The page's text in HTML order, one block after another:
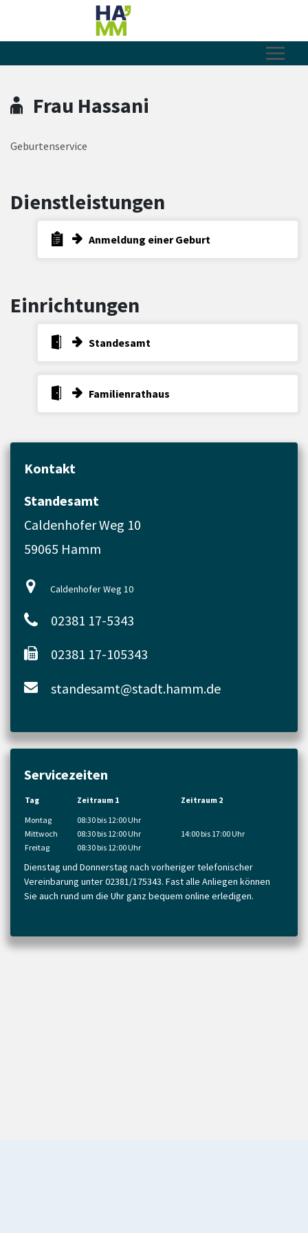
Zum Header
Zum Hauptinhalt
Zum Footer
Zum Hauptinhalt springen
Frau Hassani
Geburtenservice
Dienstleistungen
Anmeldung einer Geburt
Einrichtungen
Standesamt
Familienrathaus
Kontakt
Standesamt
Caldenhofer Weg 10
59065 Hamm
Caldenhofer Weg 10
02381 17-5343
02381 17-105343
standesamt@stadt.hamm.de
Servicezeiten
Tag Zeitraum 1
Zeitraum 2
Montag
08:30 bis 12:00 Uhr
Mittwoch
08:30 bis 12:00 Uhr
14:00 bis 17:00 Uhr
Freitag
08:30 bis 12:00 Uhr
Dienstag und Donnerstag nach vorheriger telefonischer
Vereinbarung unter 02381/175343. Fast alle Anliegen können
Sie auch rund um die Uhr ganz bequem online erledigen.